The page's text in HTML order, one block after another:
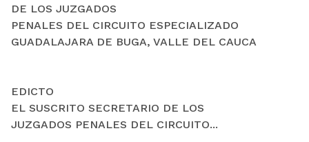
DE LOS JUZGADOS
PENALES DEL CIRCUITO ESPECIALIZADO
GUADALAJARA DE BUGA, VALLE DEL CAUCA
EDICTO
EL SUSCRITO SECRETARIO DE LOS
JUZGADOS PENALES DEL CIRCUITO...